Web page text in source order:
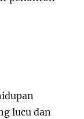
lucu dan